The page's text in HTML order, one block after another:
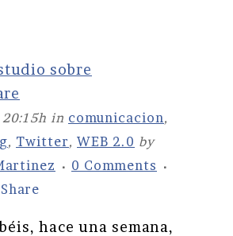
sobre
in comunicacion,
, Twitter, WEB 2.0 by
0 Comments
Share
hace una semana,